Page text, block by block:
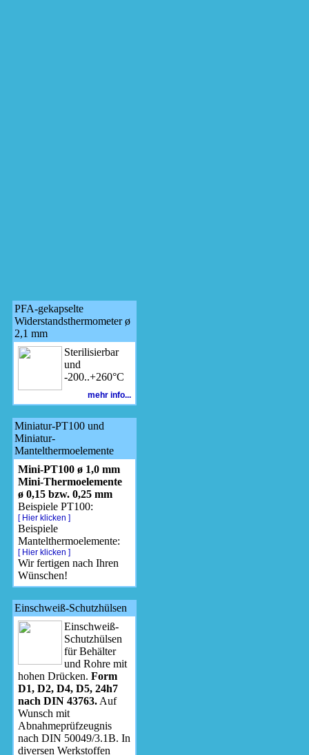
PFA-gekapselte
Widerstandsthermometer ø
2,1 mm
Sterilisierbar
und
-200..+260°C
mehr info...
Miniatur-PT100 und
Miniatur-
Mantelthermoelemente
Mini-PT100 ø 1,0 mm
Mini-Thermoelemente
ø 0,15 bzw. 0,25 mm
Beispiele PT100:
[ Hier klicken ]
Beispiele
Mantelthermoelemente:
[ Hier klicken ]
Wir fertigen nach Ihren
Wünschen!
Einschweiß-Schutzhülsen
Einschweiß-
Schutzhülsen
für Behälter
und Rohre mit
hohen Drücken. Form
D1, D2, D4, D5, 24h7
nach DIN 43763. Auf
Wunsch mit
Abnahmeprüfzeugnis
nach DIN 50049/3.1B. In
diversen Werkstoffen